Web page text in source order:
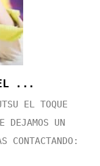
...
EL TOQUE
DEJAMOS UN
CONTACTANDO: